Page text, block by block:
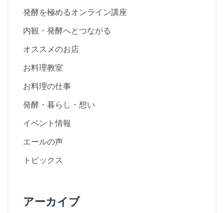
発酵を極めるオンライン講座
内観・発酵へとつながる
オススメのお店
お料理教室
お料理の仕事
発酵・暮らし・想い
イベント情報
エールの声
トピックス
アーカイブ